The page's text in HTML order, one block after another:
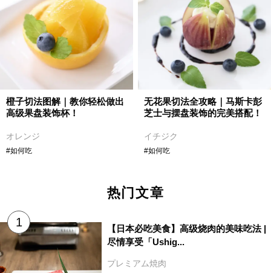
橙子切法图解｜教你轻松做出
高级果盘装饰杯！
オレンジ
#如何吃
无花果切法全攻略｜马斯卡彭
芝士与摆盘装饰的完美搭配！
イチジク
#如何吃
热门文章
【日本必吃美食】高级烧肉的美味吃法 |
尽情享受「Ushig...
プレミアム焼肉